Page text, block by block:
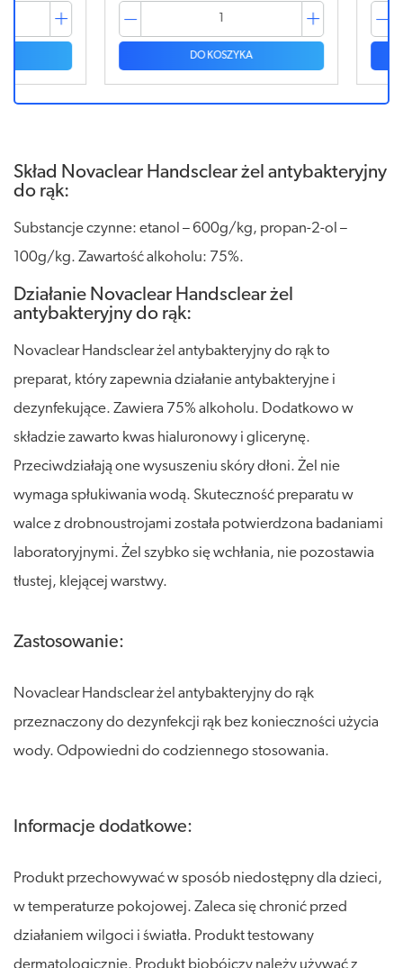
DO KOSZYKA
Skład Novaclear Handsclear żel antybakteryjny
do rąk:
Substancje czynne: etanol – 600g/kg, propan-2-ol –
100g/kg. Zawartość alkoholu: 75%.
Działanie Novaclear Handsclear żel
antybakteryjny do rąk:
Novaclear Handsclear żel antybakteryjny do rąk to
preparat, który zapewnia działanie antybakteryjne i
dezynfekujące. Zawiera 75% alkoholu. Dodatkowo w
składzie zawarto kwas hialuronowy i glicerynę.
Przeciwdziałają one wysuszeniu skóry dłoni. Żel nie
wymaga spłukiwania wodą. Skuteczność preparatu w
walce z drobnoustrojami została potwierdzona badaniami
laboratoryjnymi. Żel szybko się wchłania, nie pozostawia
tłustej, klejącej warstwy.
Zastosowanie:
Novaclear Handsclear żel antybakteryjny do rąk
przeznaczony do dezynfekcji rąk bez konieczności użycia
wody. Odpowiedni do codziennego stosowania.
Informacje dodatkowe:
Produkt przechowywać w sposób niedostępny dla dzieci,
w temperaturze pokojowej. Zaleca się chronić przed
działaniem wilgoci i światła. Produkt testowany
dermatologicznie. Produkt biobójczy należy używać z